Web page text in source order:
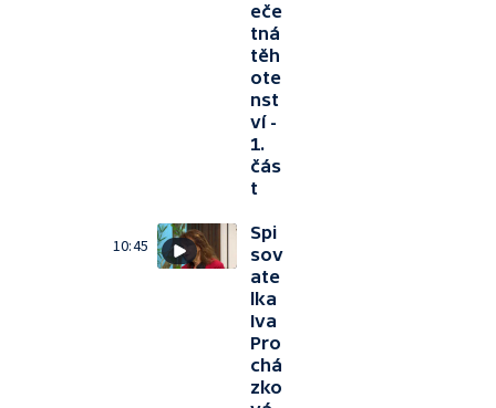
eče
tná
těh
ote
nst
ví -
1.
čás
t
10:45
Spi
sov
ate
lka
Iva
Pro
chá
zko